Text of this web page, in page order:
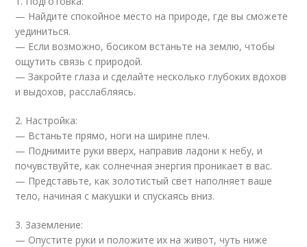
— Найдите спокойное место на природе, где вы сможете
уединиться.
— Если возможно, босиком встаньте на землю, чтобы
ощутить связь с природой.
— Закройте глаза и сделайте несколько глубоких вдохов
и выдохов, расслабляясь.
2. Настройка:
— Встаньте прямо, ноги на ширине плеч.
— Поднимите руки вверх, направив ладони к небу, и
почувствуйте, как солнечная энергия проникает в вас.
— Представьте, как золотистый свет наполняет ваше
тело, начиная с макушки и спускаясь вниз.
3. Заземление:
— Опустите руки и положите их на живот, чуть ниже